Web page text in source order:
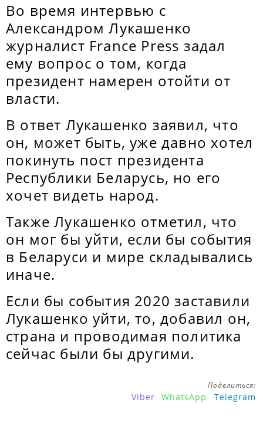
Во время интервью с
Александром Лукашенко
журналист France Press задал
ему вопрос о том, когда
президент намерен отойти от
власти.
В ответ Лукашенко заявил, что
он, может быть, уже давно хотел
покинуть пост президента
Республики Беларусь, но его
хочет видеть народ.
Также Лукашенко отметил, что
он мог бы уйти, если бы события
в Беларуси и мире складывались
иначе.
Если бы события 2020 заставили
Лукашенко уйти, то, добавил он,
страна и проводимая политика
сейчас были бы другими.
Поделиться:
Viber WhatsApp Telegram